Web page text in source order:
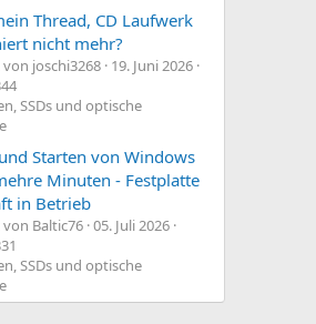
Thread, CD Laufwerk
nicht mehr?
joschi3268 19. Juni 2026
SSDs und optische
Starten von Windows
Minuten - Festplatte
in Betrieb
Baltic76 05. Juli 2026
SSDs und optische